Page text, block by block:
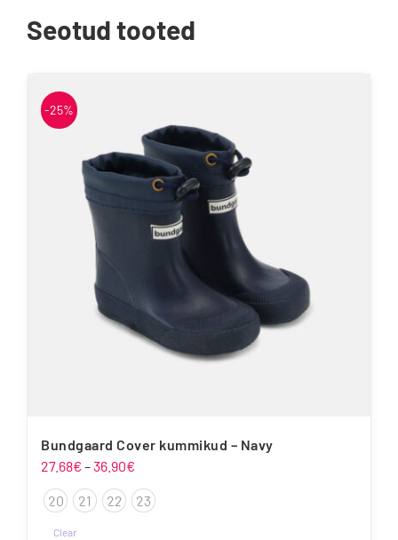
Seotud tooted
-25%
Bundgaard Cover kummikud – Navy
27.68€ –36.90€
27.68€
kuni
20 21 22 23
Clear